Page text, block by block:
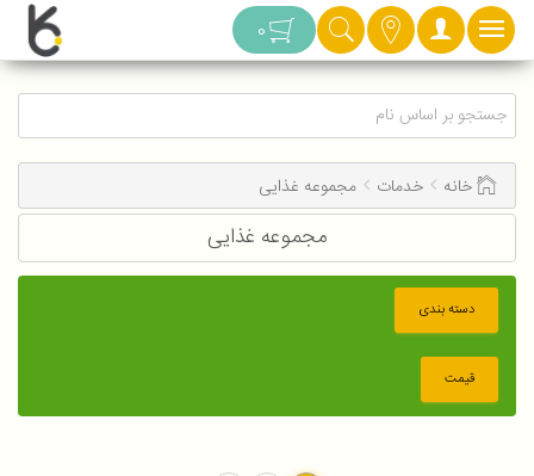
دسته بندی 0
خانه خدمات مجموعه غذایی
مجموعه غذایی
دسته بندی
قیمت